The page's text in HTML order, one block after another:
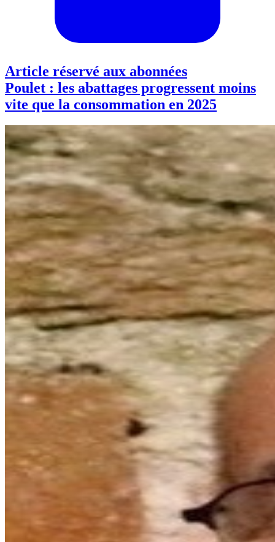
Article réservé aux abonnées
Poulet : les abattages progressent moins
vite que la consommation en 2025